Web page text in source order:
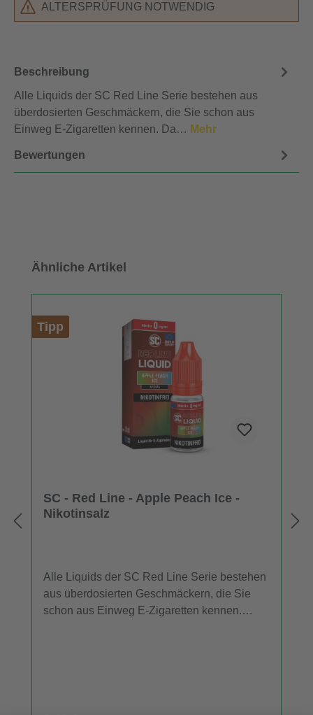
ALTERSPRÜFUNG NOTWENDIG
Beschreibung
Alle Liquids der SC Red Line Serie bestehen aus
überdosierten Geschmäckern, die Sie schon aus
Einweg E-Zigaretten kennen. Da… Mehr
Bewertungen
Produktgalerie überspringen
Ähnliche Artikel
Tipp
SC - Red Line - Apple Peach Ice -
Nikotinsalz
Alle Liquids der SC Red Line Serie bestehen
aus überdosierten Geschmäckern, die Sie
schon aus Einweg E-Zigaretten kennen.